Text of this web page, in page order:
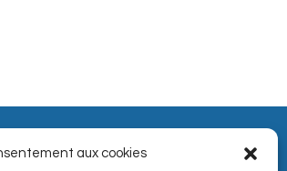
aux cookies
Sanitaire à Soumoulou